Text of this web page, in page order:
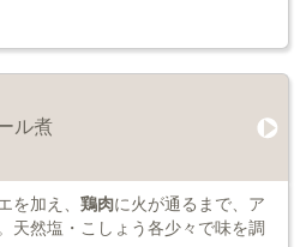
ル煮
を加え、 鶏肉に火が通るまで、ア
天然塩・こしょう各少々で味を調